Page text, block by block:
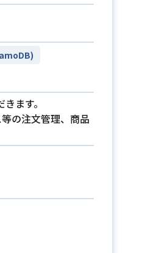
ます。
の注文管理、商品